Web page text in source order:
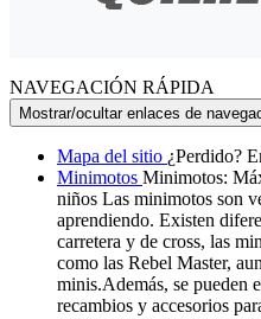
NAVEGACIÓN RÁPIDA
Mostrar/ocultar enlaces de
Mapa del sitio ¿Perdido?
Minimotos Minimotos:
niños Las minimotos son
aprendiendo. Existen
carretera y de cross, las
como las Rebel Master,
minis.Además, se pueden
recambios y accesorios